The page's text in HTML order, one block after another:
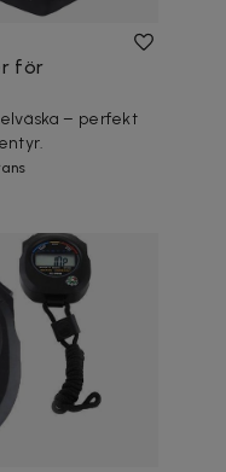
för
– perfekt